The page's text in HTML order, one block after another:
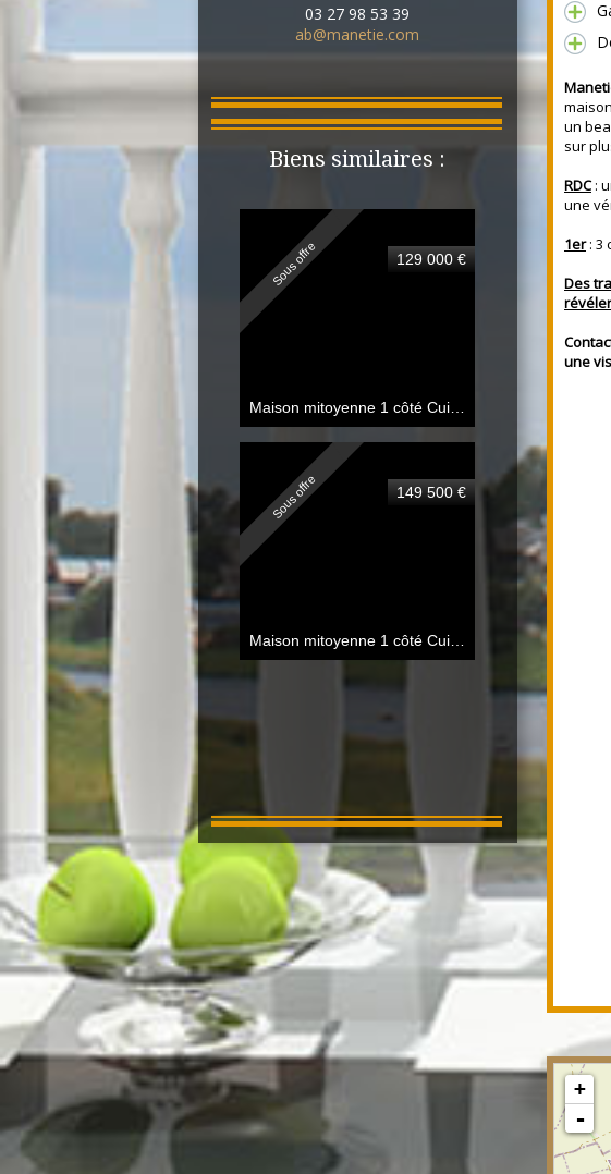
03 27 98 53 39
ab@manetie.com
Biens similaires :
Sous offre 129 000 €
Maison mitoyenne 1 côté Cuincy
Sous offre 149 500 €
Maison mitoyenne 1 côté Cuincy 87.07 m²
maison
un
sur
RDC:
une
1er: 3
Des
une
+
-